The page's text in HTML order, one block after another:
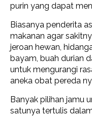
purin yang dapat
Biasanya penderita
makanan agar
jeroan hewan,
bayam, buah durian
untuk mengurangi
aneka obat pereda
Banyak pilihan jamu
satunya tertulis